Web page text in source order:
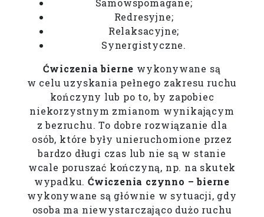
Samowspomagane;
Redresyjne;
Relaksacyjne;
Synergistyczne.
Ćwiczenia bierne wykonywane są
w celu uzyskania pełnego zakresu ruchu
kończyny lub po to, by zapobiec
niekorzystnym zmianom wynikającym
z bezruchu. To dobre rozwiązanie dla
osób, które były unieruchomione przez
bardzo długi czas lub nie są w stanie
wcale poruszać kończyną, np. na skutek
wypadku.Ćwiczenia czynno – bierne
wykonywane są głównie w sytuacji, gdy
osoba ma niewystarczająco dużo ruchu